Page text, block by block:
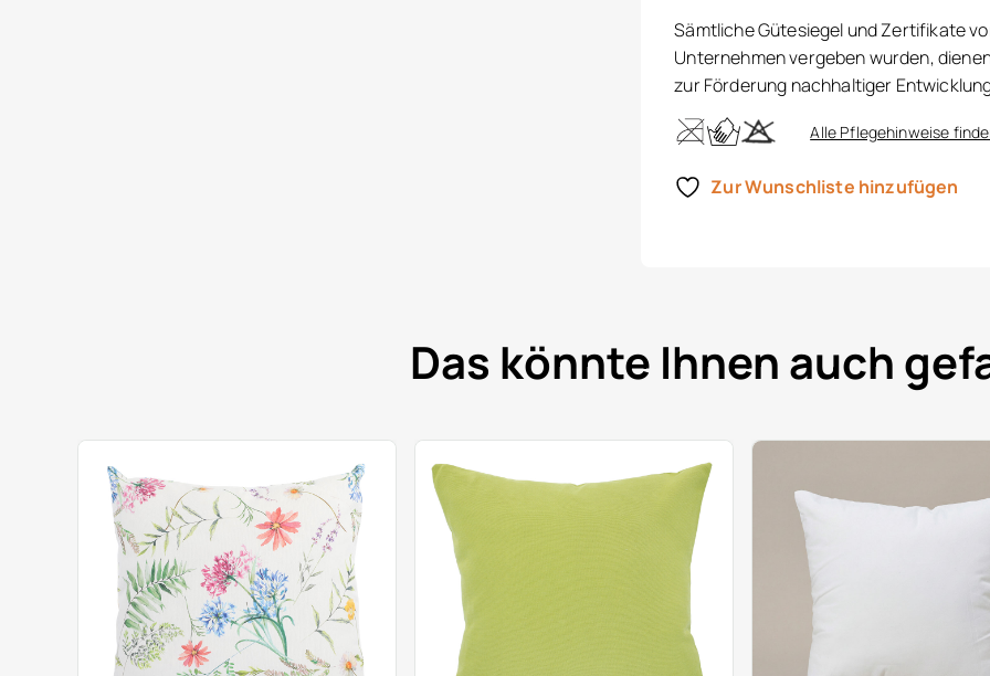
Sämtliche Gütesiegel und Zertifikate
Unternehmen vergeben wurden,
zur Förderung nachhaltiger
Alle Pflegehinweise
Zur Wunschliste hinzufügen
Das könnte Ihnen auch